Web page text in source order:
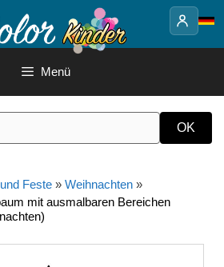
Menü
Feste » Weihnachten »
mit ausmalbaren Bereichen